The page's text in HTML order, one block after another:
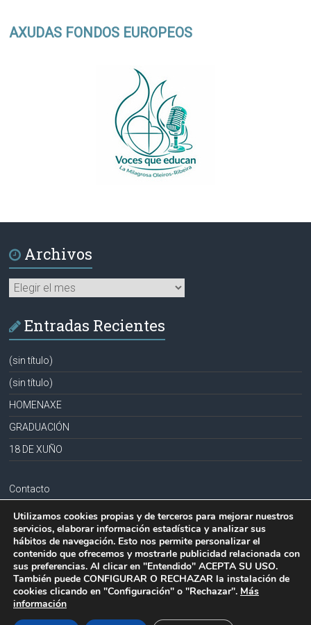
AXUDAS FONDOS EUROPEOS
Archivos
Archivos
Entradas Recientes
(sin título)
(sin título)
HOMENAXE
GRADUACIÓN
18 DE XUÑO
Contacto
Aviso legal
Política de privacidad
Política de cookies
Copyright © 2026
Todos los derechos reservados.
Utilizamos cookies propias y de terceros para mejorar nuestros
servicios, elaborar información estadística y analizar sus
hábitos de navegación. Esto nos permite personalizar el
contenido que ofrecemos y mostrarle publicidad relacionada con
sus preferencias. Al clicar en "Entendido" ACEPTA SU USO.
También puede CONFIGURAR O RECHAZAR la instalación de
cookies clicando en "Configuración" o "Rechazar". Más
información